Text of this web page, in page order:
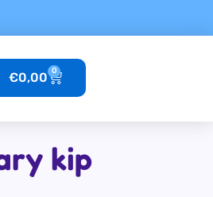
€0,00 0
Winkelwagen
kip